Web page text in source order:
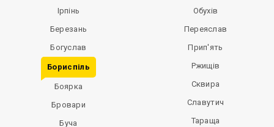
Ірпінь
Березань
Богуслав
Бориспіль
Боярка
Бровари
Буча
Обухів
Переяслав
Прип'ять
Ржищів
Сквира
Славутич
Тараща